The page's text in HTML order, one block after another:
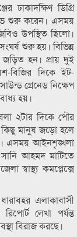
ঢাকাদক্ষিণ ডিগ্রি
শুরু করেন। এসময়
উপস্থিত ছিলো।
শুরু হয়। বিভিন্ন
হন। প্রায় দুই
বিজির দিকে ইট-
গ্রেনেড নিক্ষেপ
হয়।
২টার দিকে পৌর
কিছু মানুষ জড়ো হলে
এসময় আইনশৃঙ্খলা
সানি আহমদ মাটিতে
স্বাস্থ্য কমপ্লেক্সে
এলাকাবাসী
লেখা পর্যন্ত
বিরাজ করছে।